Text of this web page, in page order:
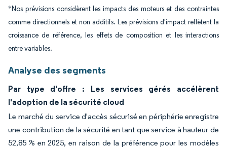
*Nos prévisions considèrent les impacts des moteurs et des contraintes
comme directionnels et non additifs. Les prévisions d'impact reflètent la
croissance de référence, les effets de composition et les interactions
entre variables.
Analyse des segments
Par type d'offre : Les services gérés accélèrent
l'adoption de la sécurité cloud
Le marché du service d'accès sécurisé en périphérie enregistre
une contribution de la sécurité en tant que service à hauteur de
52,85 % en 2025, en raison de la préférence pour les modèles